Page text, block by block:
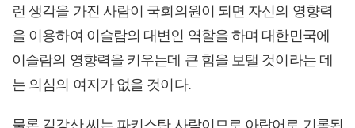
런 생각을 가진 사람이 국회의원이 되면 자신의 영향력
을 이용하여 이슬람의 대변인 역할을 하며 대한민국에
이슬람의 영향력을 키우는데 큰 힘을 보탤 것이라는 데
는 의심의 여지가 없을 것이다.
물론 김강산 씨는 파키스탄 사람이므로 아랍어로 기록된